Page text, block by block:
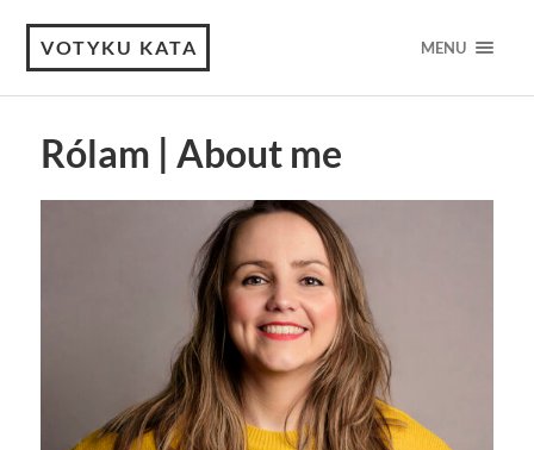
VOTYKU KATA MENU
Rólam | About me